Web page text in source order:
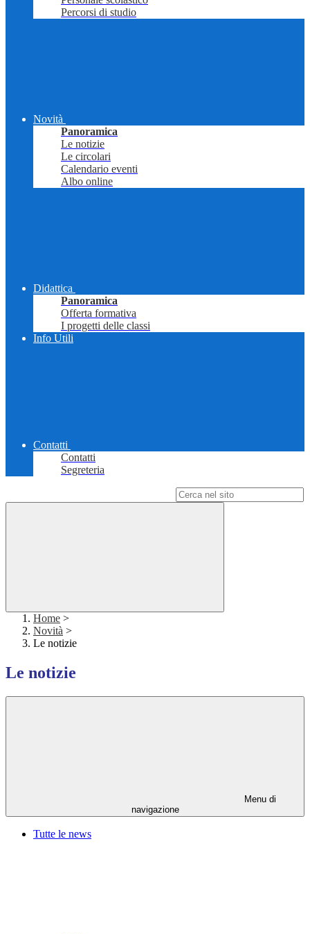
Percorsi di studio
Novità
Panoramica
Le notizie
Le circolari
Calendario eventi
Albo online
Didattica
Panoramica
Offerta formativa
I progetti delle classi
Info Utili
Contatti
Contatti
Segreteria
Home >
Novità >
Le notizie
Le notizie
Menu di
navigazione
Tutte le news